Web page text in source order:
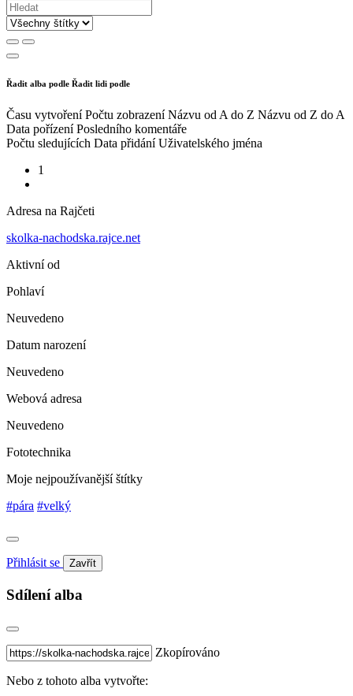
Řadit alba podle Řadit lidi podle
Času vytvoření Počtu zobrazení Názvu od A do Z Názvu od Z do A
Data pořízení Posledního komentáře
Počtu sledujících Data přidání Uživatelského jména
1
Adresa na Rajčeti
skolka-nachodska.rajce.net
Aktivní od
Pohlaví
Neuvedeno
Datum narození
Neuvedeno
Webová adresa
Neuvedeno
Fototechnika
Moje nejpoužívanější štítky
#pára #velký
Přihlásit se Zavřít
Sdílení alba
Zkopírováno
Nebo z tohoto alba vytvořte: